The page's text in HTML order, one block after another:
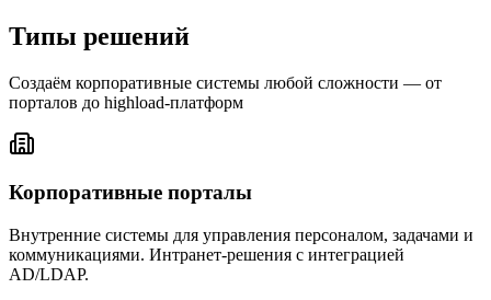
Типы решений
Создаём корпоративные системы любой сложности — от
порталов до highload-платформ
Корпоративные порталы
Внутренние системы для управления персоналом, задачами и
коммуникациями. Интранет-решения с интеграцией
AD/LDAP.